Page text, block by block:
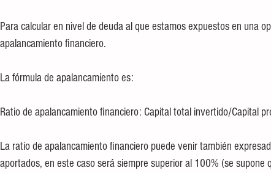
Para calcular en nivel de deuda al que estamos expuestos en una
apalancamiento financiero.
La fórmula de apalancamiento es:
Ratio de apalancamiento financiero: Capital total invertido/Capital
La ratio de apalancamiento financiero puede venir también
aportados, en este caso será siempre superior al 100% (se